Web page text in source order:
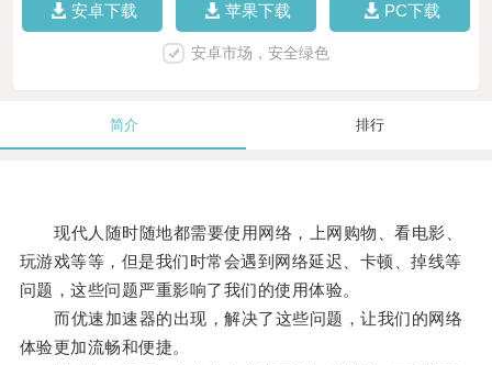
安卓下载 苹果下载 PC下载
安卓市场，安全绿色
简介 排行
现代人随时随地都需要使用网络，上网购物、看电影、
玩游戏等等，但是我们时常会遇到网络延迟、卡顿、掉线等
问题，这些问题严重影响了我们的使用体验。
而优速加速器的出现，解决了这些问题，让我们的网络
体验更加流畅和便捷。